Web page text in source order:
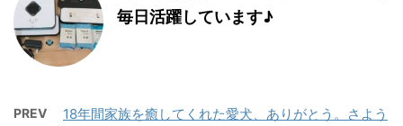
毎日活躍しています♪
PREV
18年間家族を癒してくれた愛犬、ありがとう。さよう